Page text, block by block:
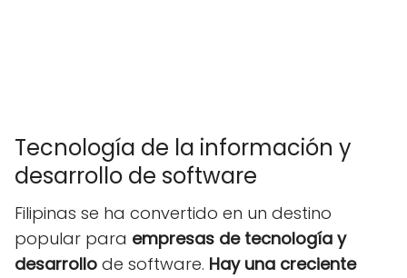
Tecnología de la información y
desarrollo de software
Filipinas se ha convertido en un destino
popular para empresas de tecnología y
desarrollo de software. Hay una creciente